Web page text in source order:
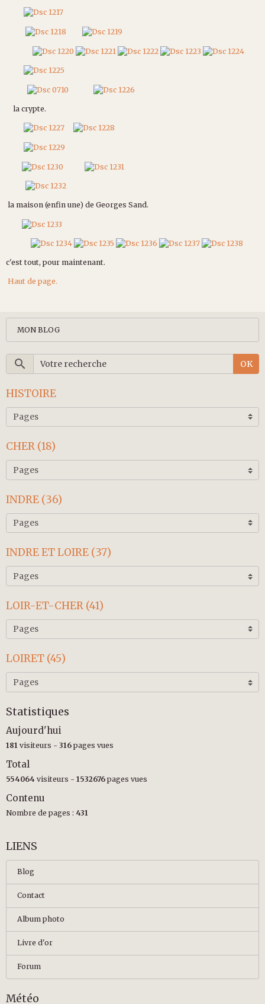
la crypte.
la maison (enfin une) de Georges Sand.
c'est tout, pour maintenant.
Haut de page.
MON BLOG
OK
HISTOIRE
CHER (18)
INDRE (36)
INDRE ET LOIRE (37)
LOIR-ET-CHER (41)
LOIRET (45)
Statistiques
Aujourd'hui
181 visiteurs - 316 pages vues
Total
554064 visiteurs - 1532676 pages vues
Contenu
Nombre de pages : 431
LIENS
Blog
Contact
Album photo
Livre d'or
Forum
Météo